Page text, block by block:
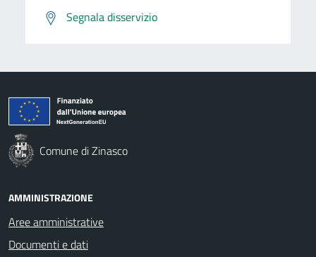
Segnala disservizio
Comune di Zinasco
AMMINISTRAZIONE
Aree amministrative
Documenti e dati